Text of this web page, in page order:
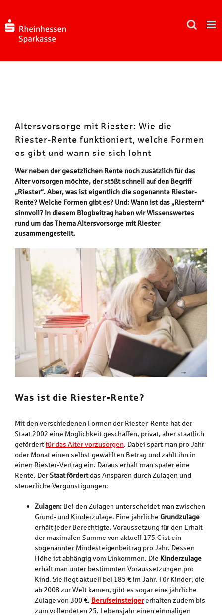
springen
Altersvorsorge mit Riester: Wie die
Riester-Rente funktioniert, welche Formen
es gibt und wann sie sich lohnt
Wer neben der gesetzlichen Rente noch zusätzlich für das
Alter vorsorgen möchte, der stößt schnell auf den Begriff
„Riester“. Aber, was ist eigentlich die sogenannte Riester-
Rente? Welche Formen gibt es? Und: Wann ist das „Riestern“
sinnvoll? In diesem Blogbeitrag haben wir Wissenswertes
rund um das Thema Altersvorsorge mit Riester
zusammengestellt.
Was ist die Riester-Rente?
Mit den verschiedenen Formen der Riester-Rente hat der
Staat 2002 eine Möglichkeit geschaffen, privat, aber staatlich
gefördertfür das Alter vorzusorgen. Dabei spart man pro Jahr
oder Monat einen selbst gewählten Betrag und zahlt ihn in
einen Riester-Vertrag ein. Daraus erhält man später eine
Rente. DerStaat fördertdas Ansparen durch Zulagen und
steuerliche Vergünstigungen:
Zulagen: Bei den Zulagen unterscheidet man zwischen
Grund- und Kinderzulage. Eine jährliche Grundzulage
erhält jeder Berechtigte. Voraussetzung für den Erhalt
der maximalen Summe von aktuell 175 € ist ein
sogenannter Mindesteigenbeitrag pro Jahr. Dessen
Höhe ist abhängig vom Einkommen. Die Kinderzulage
erhält man unter bestimmten Voraussetzungen pro
Kind. Sie liegt aktuell bei 185 € im Jahr. Für Kinder, die
ab 2008 zur Welt kamen, gibt es sogar eine jährliche
Zulage von 300 €. Berufseinsteigererhalten zudem bis
zum vollendeten 25. Lebensjahr einen einmaligen